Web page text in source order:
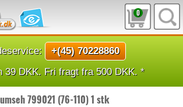
0
+(45) 70228860
39 DKK. Fri fragt fra 500 DKK. *
799021 (76-110) 1 stk